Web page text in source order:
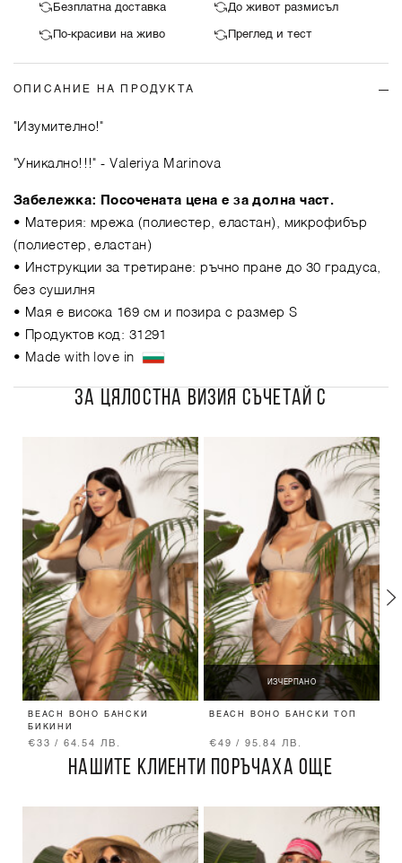
Безплатна доставка До живот размисъл
По-красиви на живо Преглед и тест
ОПИСАНИЕ НА ПРОДУКТА
"Изумително!"
"Уникално!!!" - Valeriya Marinova
Забележка: Посочената цена е за долна част.
• Материя: мрежа (полиестер, еластан), микрофибър
(полиестер, еластaн)
• Инструкции за третиране: ръчно пране до 30 градуса,
без сушилня
• Мая е висока 169 см и позира с размер S
• Продуктов код: 31291
• Made with love in
ЗА ЦЯЛОСТНА ВИЗИЯ СЪЧЕТАЙ С
BEACH BOHO БАНСКИ
БИКИНИ
€33 / 64.54 ЛВ.
ИЗЧЕРПАНО
BEACH BOHO БАНСКИ ТОП
€49 / 95.84 ЛВ.
НАШИТЕ КЛИЕНТИ ПОРЪЧАХА ОЩЕ